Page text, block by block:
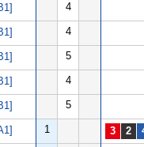
4
4
5
4
5
1